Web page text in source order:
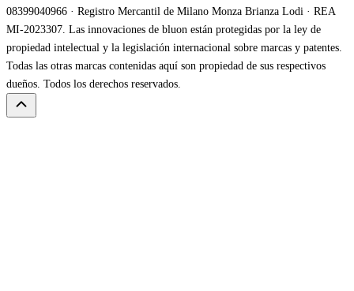
08399040966 · Registro Mercantil de Milano Monza Brianza Lodi · REA
MI-2023307. Las innovaciones de bluon están protegidas por la ley de
propiedad intelectual y la legislación internacional sobre marcas y patentes.
Todas las otras marcas contenidas aquí son propiedad de sus respectivos
dueños. Todos los derechos reservados.